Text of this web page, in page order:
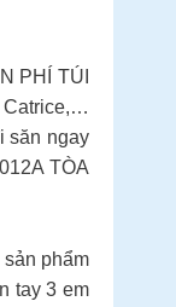
PHÍ TÚI
Catrice,…
săn ngay
TÒA
phẩm
tay 3 em